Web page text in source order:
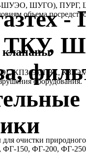
(-ШУЭО, ШУГО), ПУРГ,
объема
клапаны
КПЗ(Э), ПЗК,
оборудования.
очистки
150, ФГ-200, ФГ-